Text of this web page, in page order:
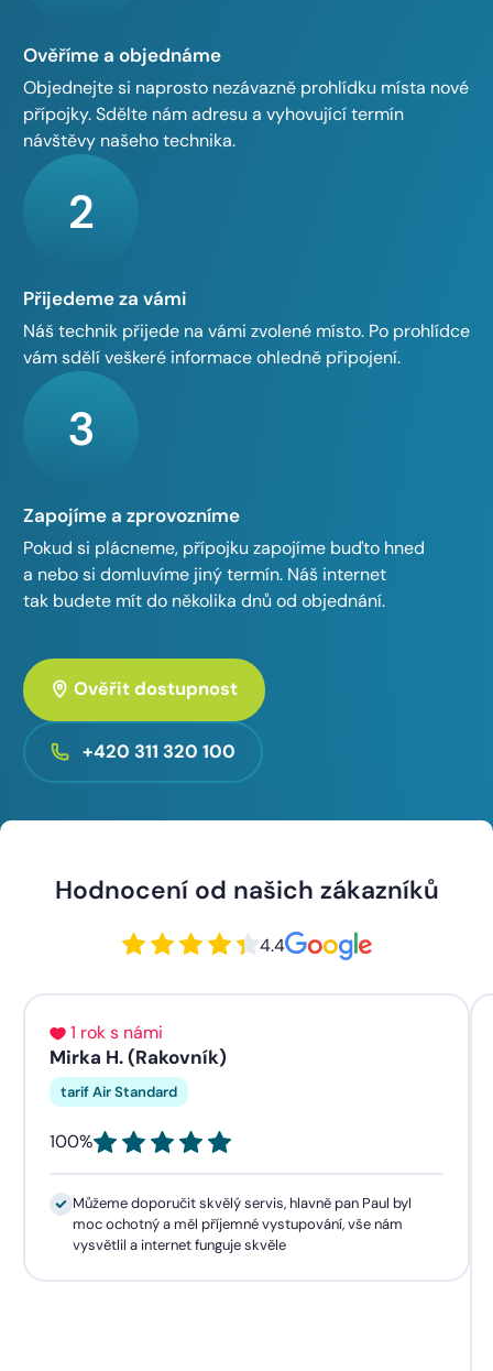
Ověříme a objednáme
Objednejte si naprosto nezávazně prohlídku místa nové
přípojky. Sdělte nám adresu a vyhovující termín
návštěvy našeho technika.
2
Přijedeme za vámi
Náš technik přijede na vámi zvolené místo. Po prohlídce
vám sdělí veškeré informace ohledně připojení.
3
Zapojíme a zprovozníme
Pokud si plácneme, přípojku zapojíme buďto hned
a nebo si domluvíme jiný termín. Náš internet
tak budete mít do několika dnů od objednání.
Ověřit dostupnost
+420 311 320 100
Hodnocení od našich zákazníků
4.4
1 rok s námi
Mirka H. (Rakovník)
tarif Air Standard
100%
Můžeme doporučit skvělý servis, hlavně pan Paul byl
moc ochotný a měl příjemné vystupování, vše nám
vysvětlil a internet funguje skvěle